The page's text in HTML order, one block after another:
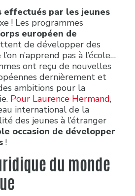
effectués par les jeunes
! Les programmes
européen de
de développer des
n’apprend pas à l’école…
ont reçu de nouvelles
dernièrement et
ambitions pour la
Pour Laurence Hermand,
international de la
des jeunes à l’étranger
occasion de développer
!
du monde